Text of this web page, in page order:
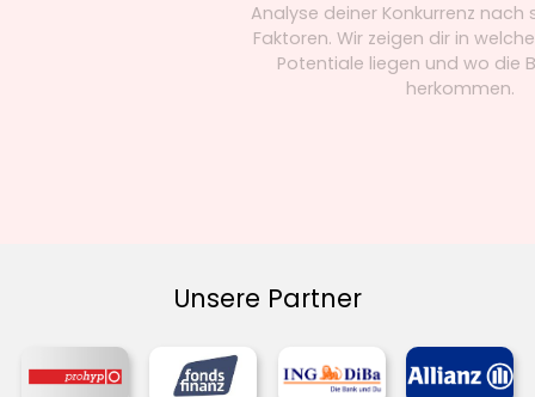
Analyse deiner Konkurrenz nach
Faktoren. Wir zeigen dir in welchen
Potentiale liegen und wo die
herkommen.
Unsere Partner